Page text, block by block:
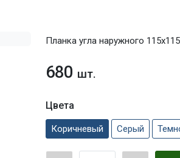
Планка угла наружного
680 шт.
Цвета
Коричневый Серый